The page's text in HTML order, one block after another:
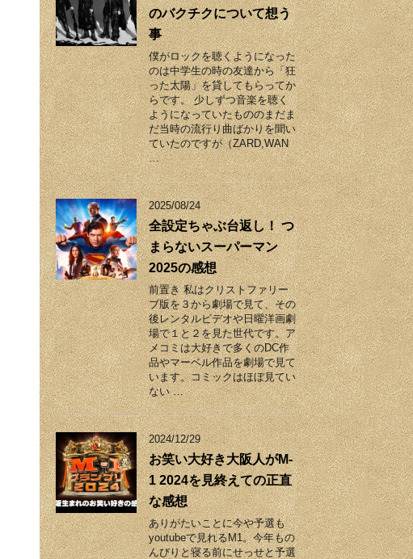
のバクチクについて想う
事
僕がロックを聴くようになった
のは中学生の時の友達から「狂
った太陽」を貸してもらってか
らです。 少しずつ音楽を聴く
ようになっていたもののまだま
だ当時の流行り曲ばかりを聞い
ていたのですが（ZARD,WAN
…
2025/08/24
全設定ちゃぶ台返し！ つ
まらないスーパーマン
2025の感想
前置き 私はクリストファリー
ブ版を３から劇場で見て、その
後レンタルビデオや日曜洋画劇
場で１と２を見た世代です。ア
メコミは大好きで多くのDC作
品やマーベル作品を劇場で見て
います。コミックはほぼ見てい
ない …
2024/12/29
お笑い大好き大阪人がM-
1 2024を見終えての正直
な感想
ありがたいことに今や予選も
youtubeで見れるM1。今年もの
んびりと寝る前にせっせと予選